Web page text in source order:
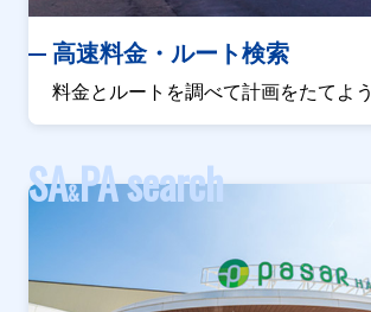
高速料金・ルート検索
料金とルートを調べて計画をたてよう
SA&PA search